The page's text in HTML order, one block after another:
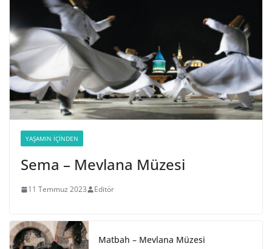
YAŞAMIN İÇINDEN
Sema – Mevlana Müzesi
11 Temmuz 2023 Editör
Matbah – Mevlana Müzesi